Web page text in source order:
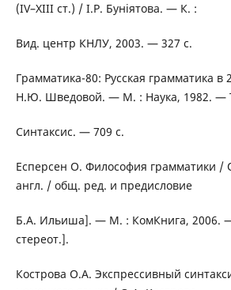
(IV–XIII cт.) / І.Р. Буніятова. — К. :
Вид. центр КНЛУ, 2003. — 327 с.
Грамматика-80: Русская грамматика в
Н.Ю. Шведовой. — М. : Наука, 1982. —
Синтаксис. — 709 с.
Есперсен О. Философия грамматики /
англ. / общ. ред. и предисловие
Б.А. Ильиша]. — М. : КомКнига, 2006.
стереот.].
Кострова О.А. Экспрессивный